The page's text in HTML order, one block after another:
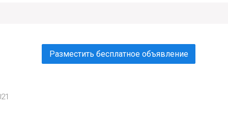
Разместить бесплатное объявление